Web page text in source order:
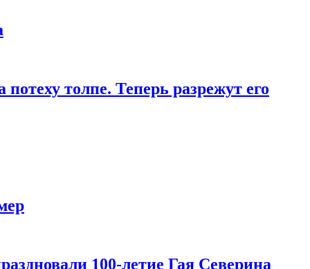
толпе. Теперь разрежут его
100-летие Гая Северина